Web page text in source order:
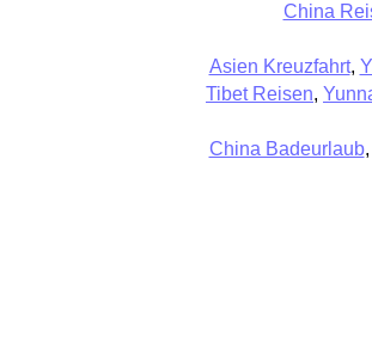
China
Asien Kreuzfahrt,
Tibet Reisen,
China Badeurlaub,